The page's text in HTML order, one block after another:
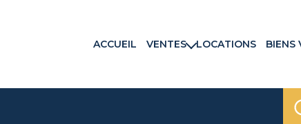
ACCUEIL VENTES
Maisons & Villas
LOCATIONS BIENS